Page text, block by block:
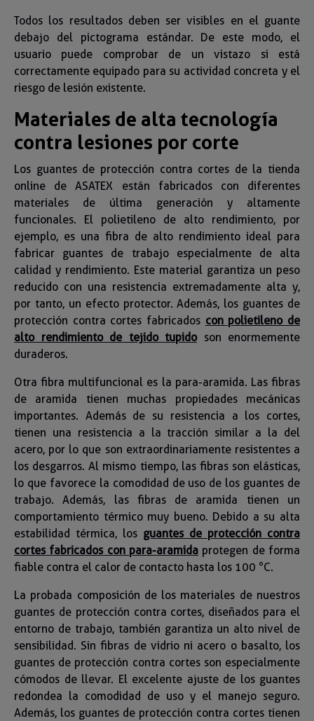
Todos los resultados deben ser visibles en el guante
debajo del pictograma estándar. De este modo, el
usuario puede comprobar de un vistazo si está
correctamente equipado para su actividad concreta y el
riesgo de lesión existente.
Materiales de alta tecnología
contra lesiones por corte
Los guantes de protección contra cortes de la tienda
online de ASATEX están fabricados con diferentes
materiales de última generación y altamente
funcionales. El polietileno de alto rendimiento, por
ejemplo, es una fibra de alto rendimiento ideal para
fabricar guantes de trabajo especialmente de alta
calidad y rendimiento. Este material garantiza un peso
reducido con una resistencia extremadamente alta y,
por tanto, un efecto protector. Además, los guantes de
protección contra cortes fabricados con polietileno de
alto rendimiento de tejido tupidoson enormemente
duraderos.
Otra fibra multifuncional es la para-aramida. Las fibras
de aramida tienen muchas propiedades mecánicas
importantes. Además de su resistencia a los cortes,
tienen una resistencia a la tracción similar a la del
acero, por lo que son extraordinariamente resistentes a
los desgarros. Al mismo tiempo, las fibras son elásticas,
lo que favorece la comodidad de uso de los guantes de
trabajo. Además, las fibras de aramida tienen un
comportamiento térmico muy bueno. Debido a su alta
estabilidad térmica, los guantes de protección contra
cortes fabricados con para-aramida protegen de forma
fiable contra el calor de contacto hasta los 100 °C.
La probada composición de los materiales de nuestros
guantes de protección contra cortes, diseñados para el
entorno de trabajo, también garantiza un alto nivel de
sensibilidad. Sin fibras de vidrio ni acero o basalto, los
guantes de protección contra cortes son especialmente
cómodos de llevar. El excelente ajuste de los guantes
redondea la comodidad de uso y el manejo seguro.
Además, los guantes de protección contra cortes tienen